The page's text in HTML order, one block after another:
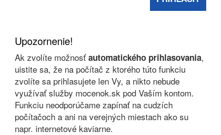
Upozornenie!
Ak zvolíte možnosťautomatického prihlasovania,
uistite sa, že na počítač z ktorého túto funkciu
zvolíte sa prihlasujete len Vy, a nikto nebude
využívať služby mocenok.sk pod Vaším kontom.
Funkciu neodporúčame zapínať na cudzích
počítačoch a ani na verejných miestach ako su
napr. internetové kaviarne.